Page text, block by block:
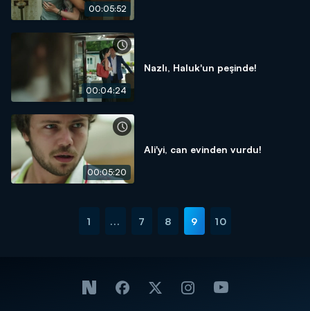
00:05:52
00:04:24
Nazlı, Haluk'un peşinde!
00:05:20
Ali'yi, can evinden vurdu!
1 ... 7 8 9 10